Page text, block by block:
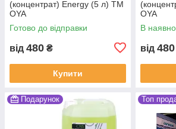
(концентрат) Energy (5 л) ТМ
OYA
Готово до відправки
від 480 ₴
Купити
OYA
В
від 480
Подарунок Топ